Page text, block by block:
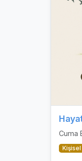
Cuma